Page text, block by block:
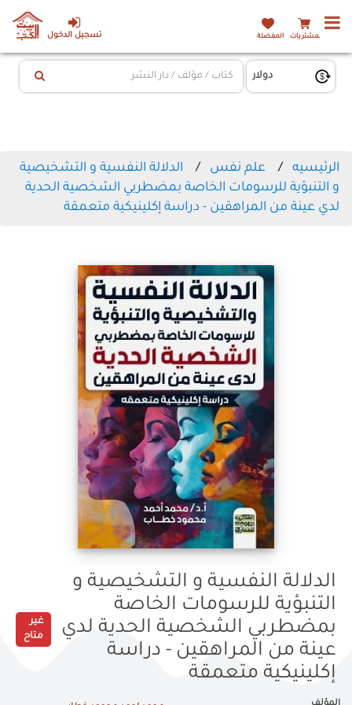
تسجيل الدخول المشتريات المفضلة
الرئيسيه علم نفس
الدلالة النفسية و التشخيصية
و التنبؤية للرسومات الخاصة بمضطربي الشخصية الحدية
لدي عينة من المراهقين - دراسة إكلينيكية متعمقة
الدلالة النفسية و التشخيصية و
التنبؤية للرسومات الخاصة
بمضطربي الشخصية الحدية لدي
عينة من المراهقين - دراسة
إكلينيكية متعمقة
غير
متاح